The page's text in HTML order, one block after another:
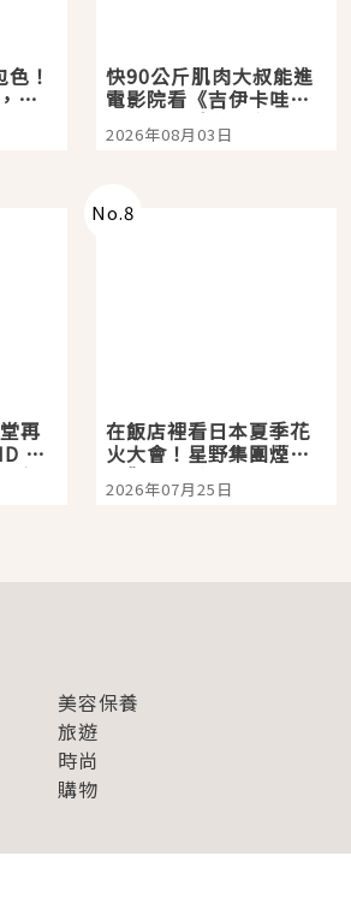
！
閉
快90公斤肌肉大叔能進
電影院看《吉伊卡哇》
嗎？日本重金屬樂團
「打首」會長與nagano
2026年08月03日
再
原
新
分
No.8
在飯店裡看日本夏季花
火大會！星野集團煙火
景觀飯店6選，讓你不用
人擠人悠閒欣賞
2026年07月25日
美容保養
旅遊
時尚
購物